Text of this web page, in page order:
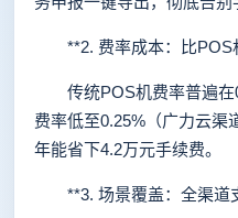
**2. 费率成本：比POS
传统POS机费率普遍在
费率低至0.25%（广力云渠
年能省下4.2万元手续费。
**3. 场景覆盖：全渠道